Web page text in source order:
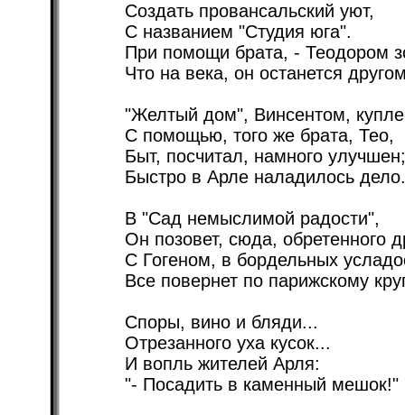
Создать провансальский уют,
С названием "Студия юга".
При помощи брата, - Теодором
Что на века, он останется
"Желтый дом", Винсентом,
С помощью, того же брата, Тео,
Быт, посчитал, намного улучшен;
Быстро в Арле наладилось дело.
В "Сад немыслимой радости",
Он позовет, сюда, обретенного
С Гогеном, в бордельных
Все повернет по парижскому
Споры, вино и бляди...
Отрезанного уха кусок...
И вопль жителей Арля:
"- Посадить в каменный мешок!"